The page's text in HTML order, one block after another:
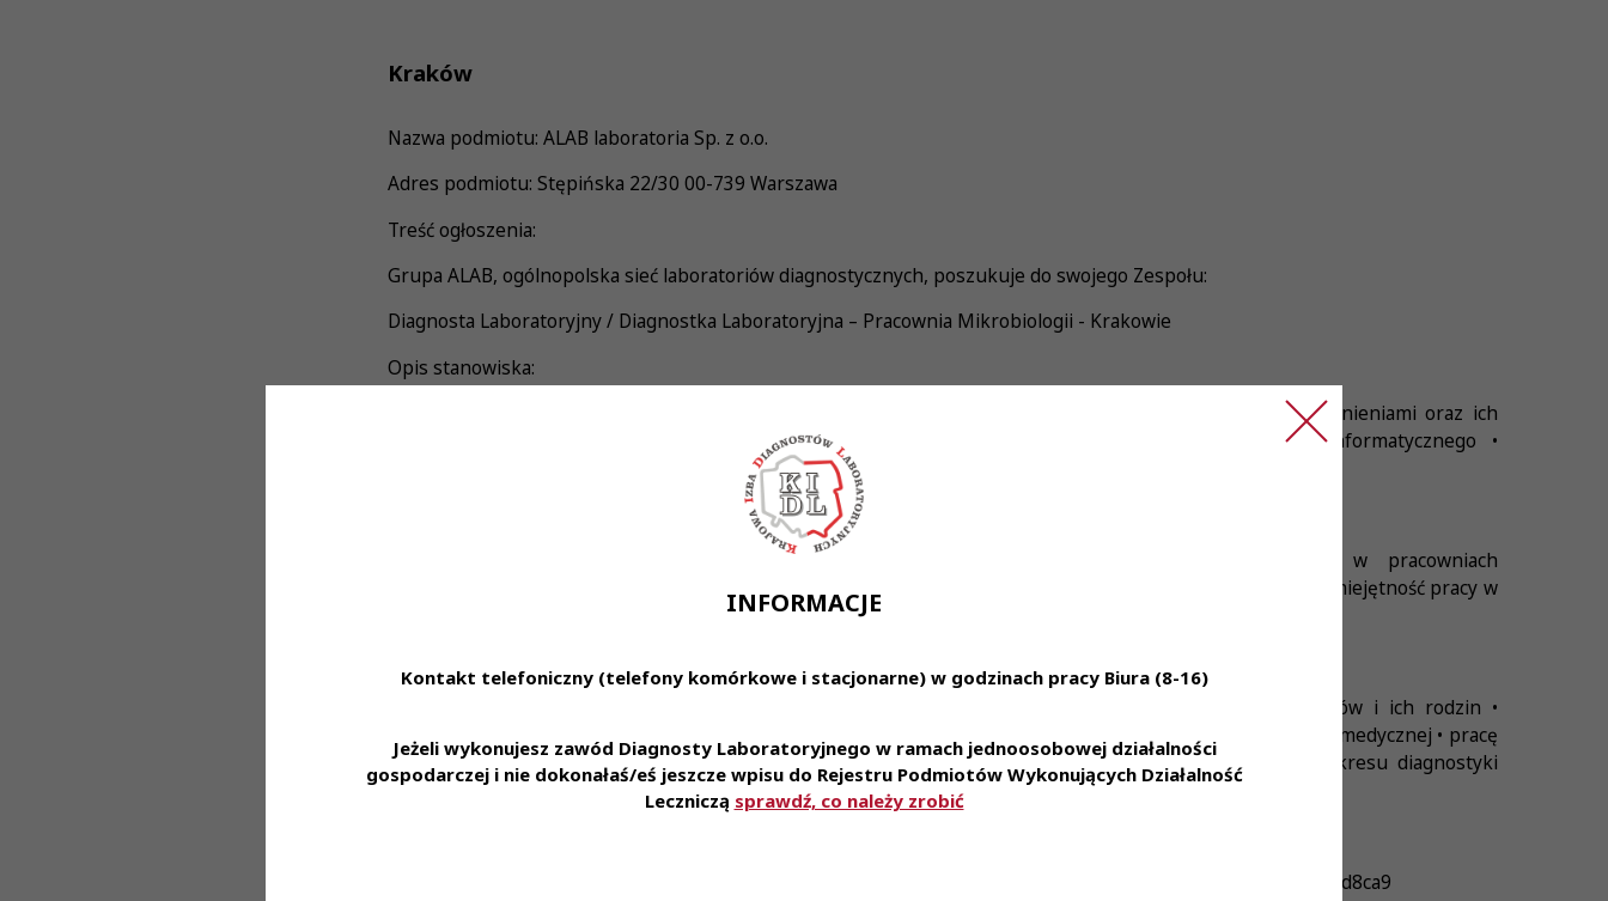
INFORMACJE
Kontakt telefoniczny (telefony komórkowe i stacjonarne) w godzinach pracy Biura (8-16)
Jeżeli wykonujesz zawód Diagnosty Laboratoryjnego w ramach jednoosobowej działalności
gospodarczej i nie dokonałaś/eś jeszcze wpisu do Rejestru Podmiotów Wykonujących Działalność
Leczniczą sprawdź, co należy zrobić
Kraków
Nazwa podmiotu: ALAB laboratoria Sp. z o.o.
Adres podmiotu: Stępińska 22/30 00-739 Warszawa
Treść ogłoszenia:
Grupa ALAB, ogólnopolska sieć laboratoriów diagnostycznych, poszukuje do swojego Zespołu:
Diagnosta Laboratoryjny / Diagnostka Laboratoryjna – Pracownia Mikrobiologii - Krakowie
Opis stanowiska:
• wykonywanie badań laboratoryjnych z zakresu diagnostyki laboratoryjnej zgodnie z uzyskanymi uprawnieniami oraz ich
autoryzacja • obsługa aparatury i systemów laboratoryjnych • obsługa laboratoryjnego systemu informatycznego •
prowadzenie i nadzór nad dokumentacją laboratoryjną
• czynne Prawo Wykonywania Zawodu Diagnosty Laboratoryjnego • doświadczenie zawodowe w pracowniach
mikrobiologicznych • rozwinięte umiejętności manualne w pracy laboratoryjnej • dobra organizacja pracy • umiejętność pracy w
zespole • zaangażowanie, dokładność i sumienność w powierzonych obowiązkach
• stabilne zatrudnienie na podstawie umowy o pracę • zniżki na nasze usługi dla naszych Pracowników i ich rodzin •
dofinansowanie do karty Multisport oraz ubezpieczenie na życie • możliwość korzystania z prywatnej opieki medycznej • pracę
w nowoczesnym laboratorium pozwalającą na zapoznanie się i stosowanie najnowszej technologii z zakresu diagnostyki
laboratoryjnej • styczność z szerokim spectrum przypadków medycznych
https://system.erecruiter.pl/FormTemplates/RecruitmentForm.aspx?WebID=7c6d1408dba24ee893ac031bf36d8ca9